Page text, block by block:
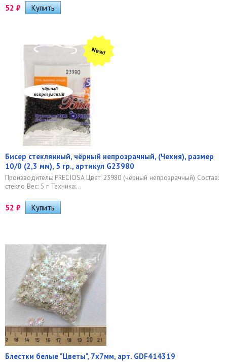
52 ₽
New!
Бисер стеклянный, чёрный непрозрачный, (Чехия), размер
10/0 (2,3 мм), 5 гр., артикул G23980
Производитель: PRECIOSA Цвет: 23980 (чёрный непрозрачный) Состав:
стекло Вес: 5 г Техника:...
52 ₽
Блестки белые "Цветы", 7х7мм, арт. GDF414319